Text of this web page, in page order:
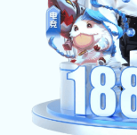
xing kong zong
li